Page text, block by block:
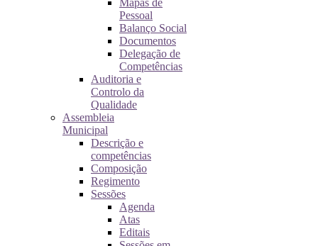
Mapas de
Pessoal
Balanço Social
Documentos
Delegação de
Competências
Auditoria e
Controlo da
Qualidade
Assembleia
Municipal
Descrição e
competências
Composição
Regimento
Sessões
Agenda
Atas
Editais